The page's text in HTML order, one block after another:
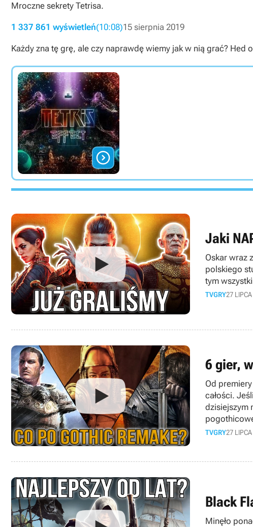
Mroczne sekrety Tetrisa.
1 337 861 wyświetleń(10:08)15 sierpnia 2019
Każdy zna tę grę, ale czy naprawdę wiemy jak w nią grać?

Jaki
Oskar wraz
polskiego
tym
TVGRY27
6 gier,
Od
całości.
dzisiejszym
TVGRY27
Black
Minęło